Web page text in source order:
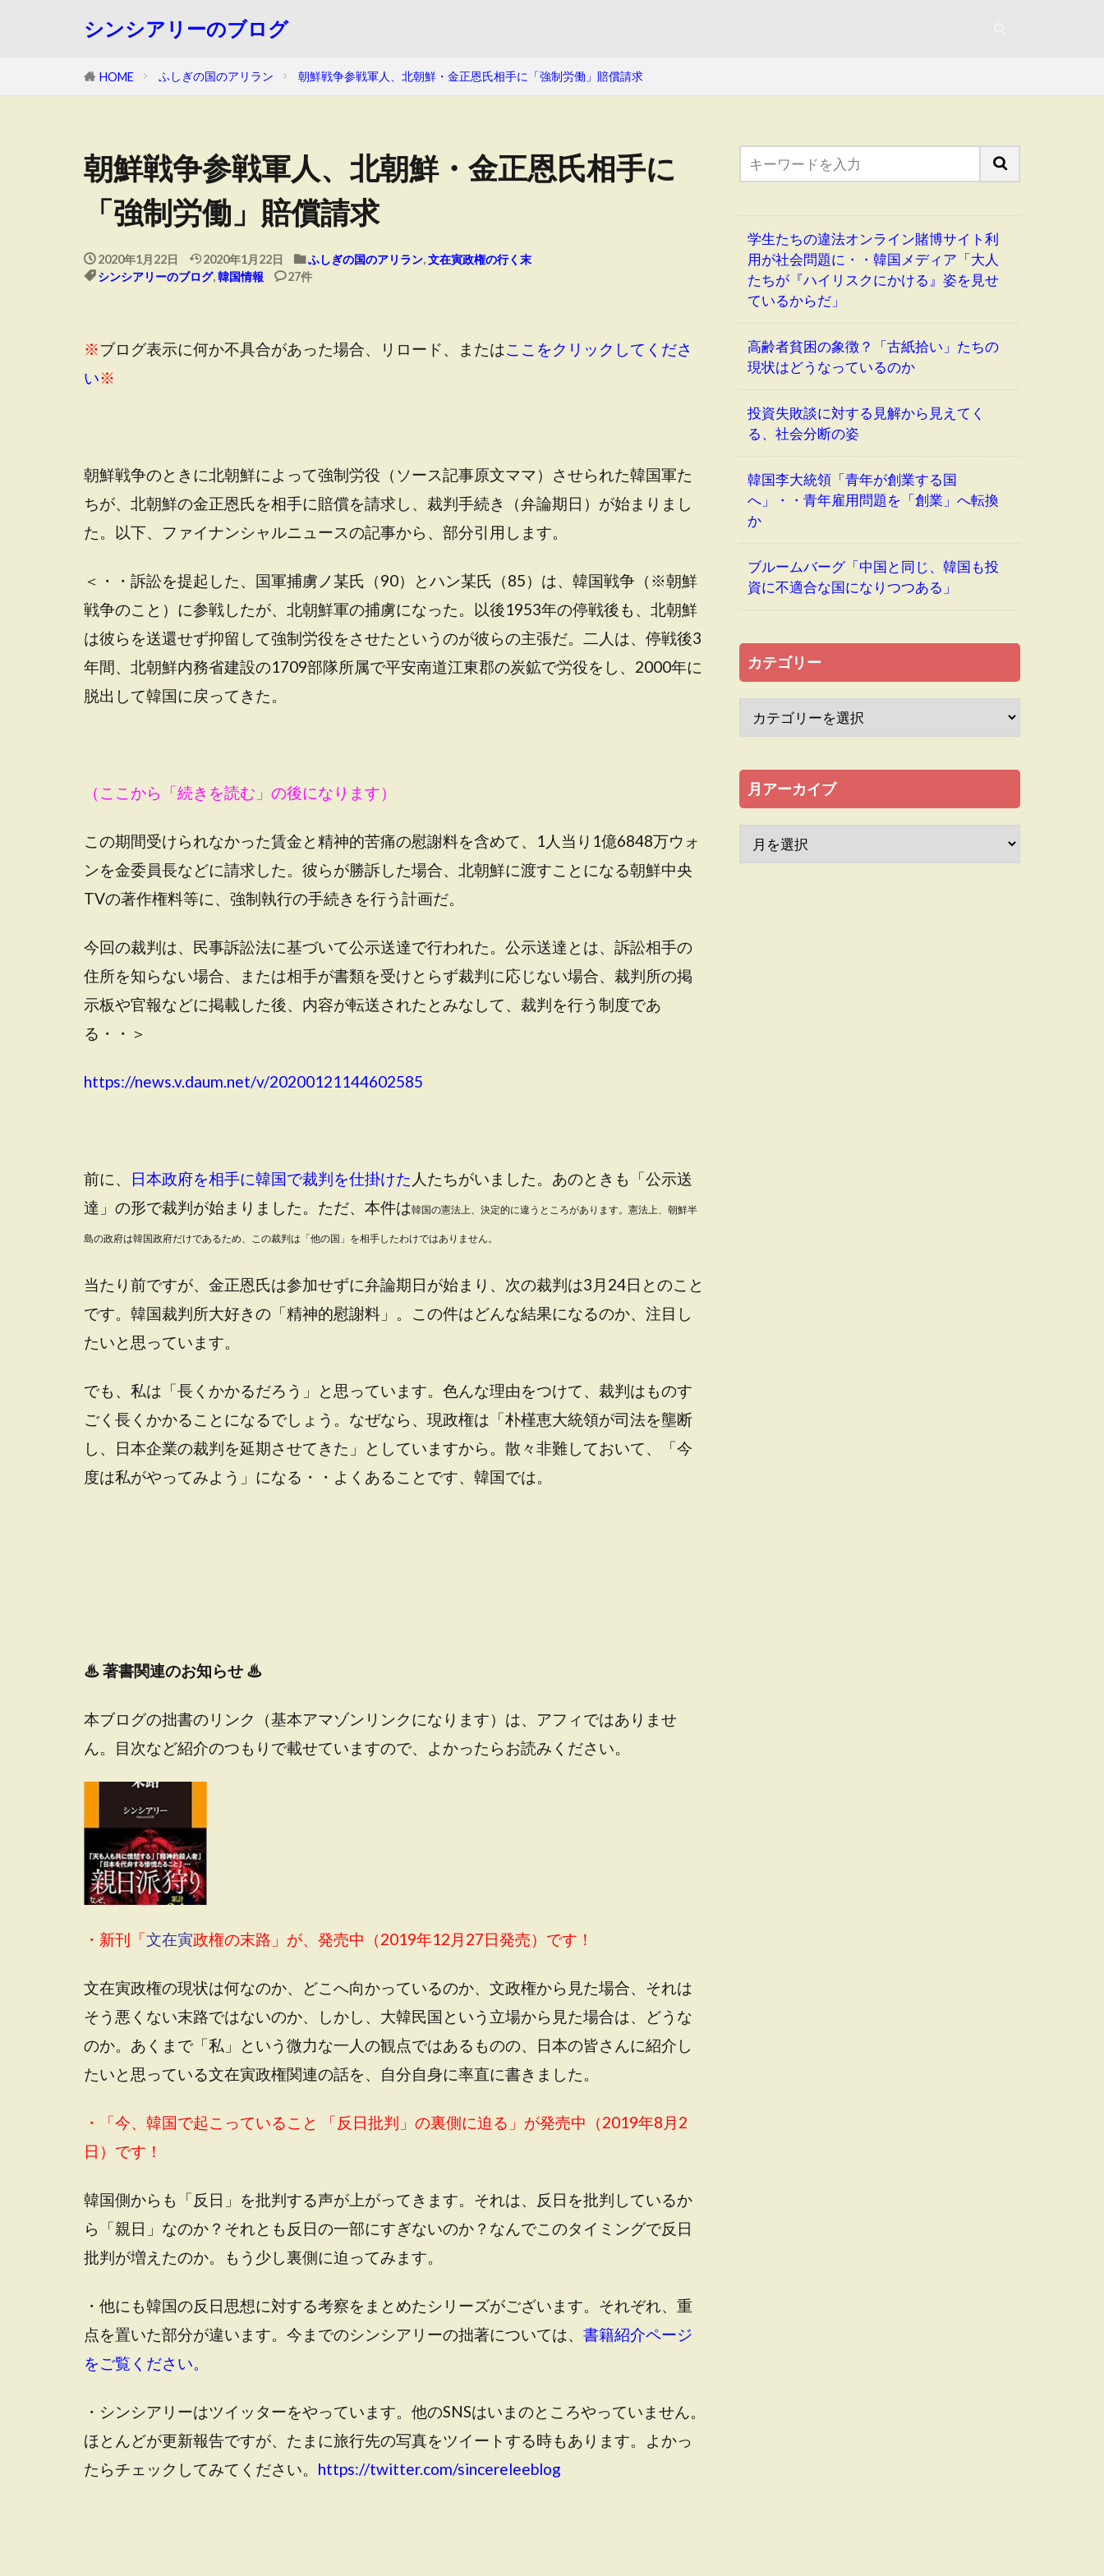
シンシアリーのブログ
HOME ふしぎの国のアリラン 朝鮮戦争参戦軍人、北朝鮮・金正恩氏相手に「強制労働」賠償請求
朝鮮戦争参戦軍人、北朝鮮・金正恩氏相手に
「強制労働」賠償請求
2020年1月22日 2020年1月22日 ふしぎの国のアリラン,文在寅政権の行く末
シンシアリーのブログ,韓国情報 27件
※ブログ表示に何か不具合があった場合、リロード、またはここをクリックしてくださ
い※
朝鮮戦争のときに北朝鮮によって強制労役（ソース記事原文ママ）させられた韓国軍た
ちが、北朝鮮の金正恩氏を相手に賠償を請求し、裁判手続き（弁論期日）が始まりまし
た。以下、ファイナンシャルニュースの記事から、部分引用します。
＜・・訴訟を提起した、国軍捕虜ノ某氏（90）とハン某氏（85）は、韓国戦争（※朝鮮
戦争のこと）に参戦したが、北朝鮮軍の捕虜になった。以後1953年の停戦後も、北朝鮮
は彼らを送還せず抑留して強制労役をさせたというのが彼らの主張だ。二人は、停戦後3
年間、北朝鮮内務省建設の1709部隊所属で平安南道江東郡の炭鉱で労役をし、2000年に
脱出して韓国に戻ってきた。
（ここから「続きを読む」の後になります）
この期間受けられなかった賃金と精神的苦痛の慰謝料を含めて、1人当り1億6848万ウォ
ンを金委員長などに請求した。彼らが勝訴した場合、北朝鮮に渡すことになる朝鮮中央
TVの著作権料等に、強制執行の手続きを行う計画だ。
今回の裁判は、民事訴訟法に基づいて公示送達で行われた。公示送達とは、訴訟相手の
住所を知らない場合、または相手が書類を受けとらず裁判に応じない場合、裁判所の掲
示板や官報などに掲載した後、内容が転送されたとみなして、裁判を行う制度であ
る・・＞
https://news.v.daum.net/v/20200121144602585
前に、 日本政府を相手に韓国で裁判を仕掛けた 人たちがいました。あのときも「公示送
達」の形で裁判が始まりました。ただ、本件は韓国の憲法上、決定的に違うところがあります。憲法上、朝鮮半
島の政府は韓国政府だけであるため、この裁判は「他の国」を相手したわけではありません。
当たり前ですが、金正恩氏は参加せずに弁論期日が始まり、次の裁判は3月24日とのこと
です。韓国裁判所大好きの「精神的慰謝料」。この件はどんな結果になるのか、注目し
たいと思っています。
でも、私は「長くかかるだろう」と思っています。色んな理由をつけて、裁判はものす
ごく長くかかることになるでしょう。なぜなら、現政権は「朴槿恵大統領が司法を壟断
し、日本企業の裁判を延期させてきた」としていますから。散々非難しておいて、「今
度は私がやってみよう」になる・・よくあることです、韓国では。
♨著書関連のお知らせ ♨
本ブログの拙書のリンク（基本アマゾンリンクになります）は、アフィではありませ
ん。目次など紹介のつもりで載せていますので、よかったらお読みください。
・新刊「文在寅政権の末路 」が、発売中（2019年12月27日発売）です！
文在寅政権の現状は何なのか、どこへ向かっているのか、文政権から見た場合、それは
そう悪くない末路ではないのか、しかし、大韓民国という立場から見た場合は、どうな
のか。あくまで「私」という微力な一人の観点ではあるものの、日本の皆さんに紹介し
たいと思っている文在寅政権関連の話を、自分自身に率直に書きました。
・「今、韓国で起こっていること 「反日批判」の裏側に迫る 」が発売中（2019年8月2
日）です！
韓国側からも「反日」を批判する声が上がってきます。それは、反日を批判しているか
ら「親日」なのか？それとも反日の一部にすぎないのか？なんでこのタイミングで反日
批判が増えたのか。もう少し裏側に迫ってみます。
・他にも韓国の反日思想に対する考察をまとめたシリーズがございます。それぞれ、重
点を置いた部分が違います。今までのシンシアリーの拙著については、 書籍紹介ページ
をご覧ください。
・シンシアリーはツイッターをやっています。他のSNSはいまのところやっていません。
ほとんどが更新報告ですが、たまに旅行先の写真をツイートする時もあります。よかっ
たらチェックしてみてください。 https://twitter.com/sincereleeblog
学生たちの違法オンライン賭博サイト利
用が社会問題に・・韓国メディア「大人
たちが『ハイリスクにかける』姿を見せ
ているからだ」
高齢者貧困の象徴？「古紙拾い」たちの
現状はどうなっているのか
投資失敗談に対する見解から見えてく
る、社会分断の姿
韓国李大統領「青年が創業する国
へ」・・青年雇用問題を「創業」へ転換
か
ブルームバーグ「中国と同じ、韓国も投
資に不適合な国になりつつある」
カテゴリー
月アーカイブ